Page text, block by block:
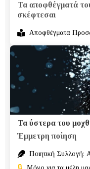
Τα αποφθέγματά
σκέφτεσαι
Αποφθέγματα
Τα ύστερα του
Έμμετρη ποίηση
Ποιητική Συλλογή: